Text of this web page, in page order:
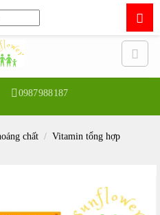
0987988187
chất / Vitamin tổng hợp